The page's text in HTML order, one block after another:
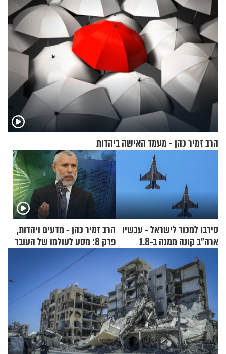
הרב זמיר כהן - מעמד האישה ביהדות
סירבו למכור לישראל - עכשיו
ארה"ב קונה ממנה ב-1.8
מיליארד דולר
הרב זמיר כהן - מדעים ויהדות,
פרק 8: מסע לעולמו של העובר